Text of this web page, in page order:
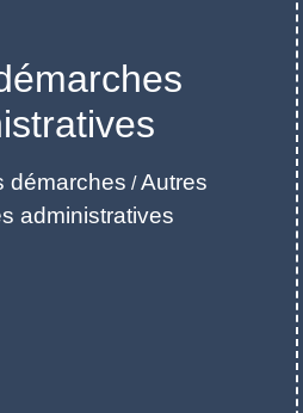
démarches /Autres
administratives